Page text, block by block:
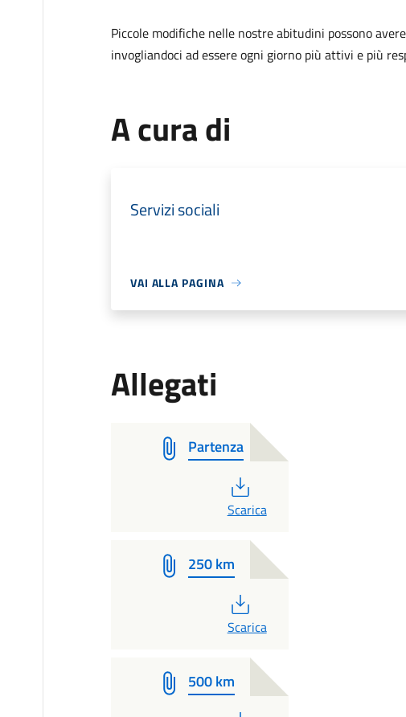
Piccole modifiche nelle nostre abitudini possono
invogliandoci ad essere ogni giorno più attivi e più
A cura di
Servizi sociali
VAI ALLA PAGINA
Allegati
Partenza
PDF
Scarica
250 km
PDF
Scarica
500 km